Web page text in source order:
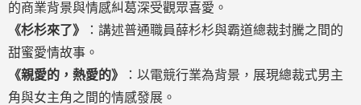
的商業背景與情感糾葛深受觀眾喜愛。
《杉杉來了》
：講述普通職員薛杉杉與霸道總裁封騰之間的
甜蜜愛情故事。
《親愛的，熱愛的》
：以電競行業為背景，展現總裁式男主
角與女主角之間的情感發展。